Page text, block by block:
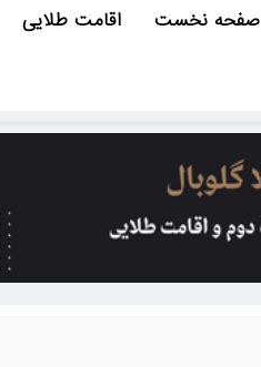
صفحه نخست اقامت طلایی